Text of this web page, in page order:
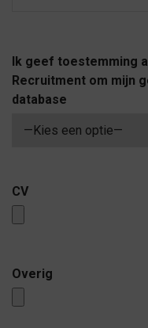
Ik geef toestemming
Recruitment om mijn
database
CV
Overig